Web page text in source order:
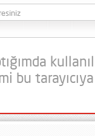
bu